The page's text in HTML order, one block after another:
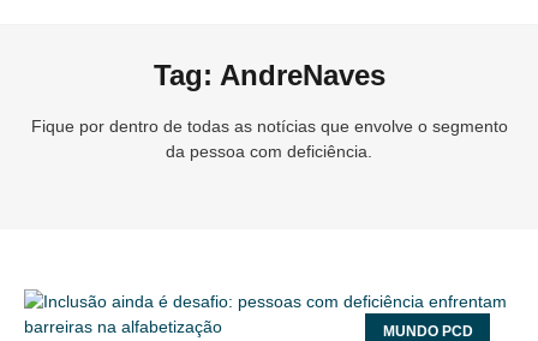
Tag: AndreNaves
Fique por dentro de todas as notícias que envolve o segmento
da pessoa com deficiência.
MUNDO PCD